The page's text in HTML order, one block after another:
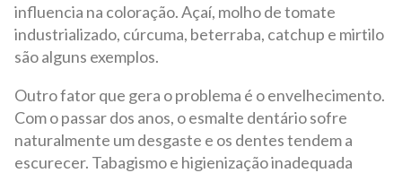
influencia na coloração. Açaí, molho de tomate
industrializado, cúrcuma, beterraba, catchup e mirtilo
são alguns exemplos.
Outro fator que gera o problema é o envelhecimento.
Com o passar dos anos, o esmalte dentário sofre
naturalmente um desgaste e os dentes tendem a
escurecer. Tabagismo e higienização inadequada